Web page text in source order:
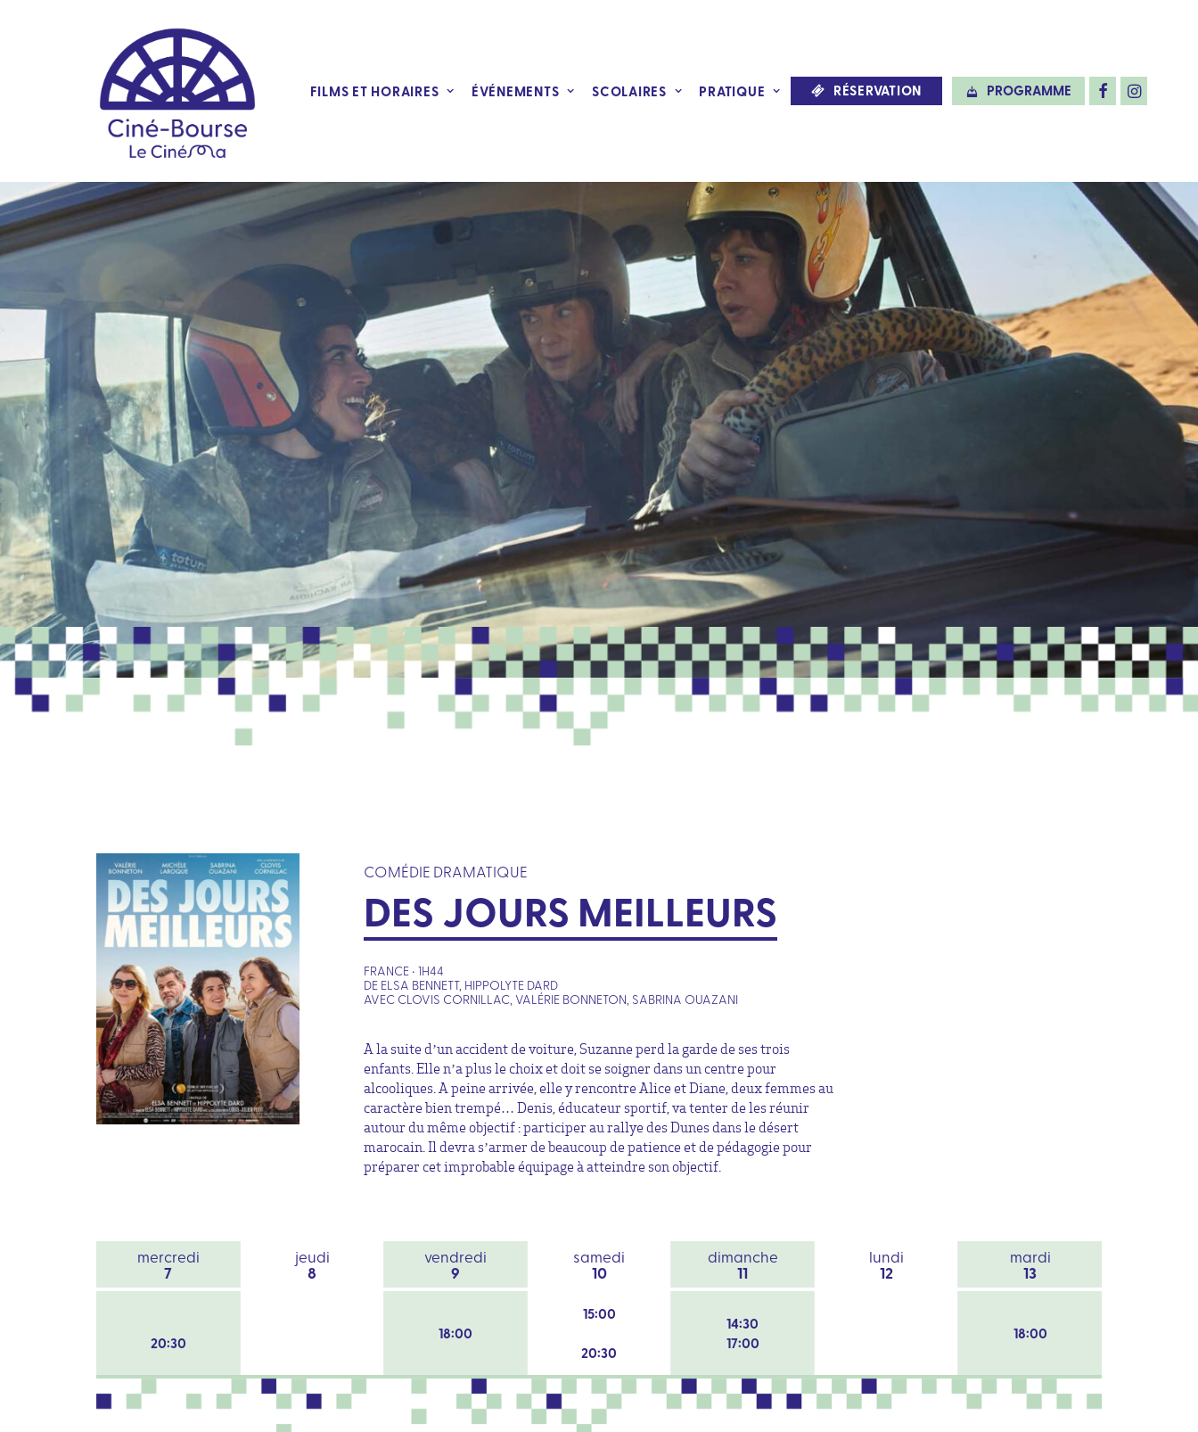
FILMS ET HORAIRES ÉVÉNEMENTS SCOLAIRES PRATIQUE RÉSERVATION PROGRAMME
COMÉDIE DRAMATIQUE
DES JOURS MEILLEURS
FRANCE • 1H44
DE ELSA BENNETT, HIPPOLYTE DARD
AVEC CLOVIS CORNILLAC, VALÉRIE BONNETON, SABRINA OUAZANI
A la suite d’un accident de voiture, Suzanne perd la garde de ses trois
enfants. Elle n’a plus le choix et doit se soigner dans un centre pour
alcooliques. A peine arrivée, elle y rencontre Alice et Diane, deux femmes au
caractère bien trempé… Denis, éducateur sportif, va tenter de les réunir
autour du même objectif : participer au rallye des Dunes dans le désert
marocain. Il devra s’armer de beaucoup de patience et de pédagogie pour
préparer cet improbable équipage à atteindre son objectif.
mercredi
7
jeudi
8
vendredi
9
samedi
10
dimanche
11
lundi
12
mardi
13
20:30 18:00
15:00
20:30
14:30
17:00
18:00